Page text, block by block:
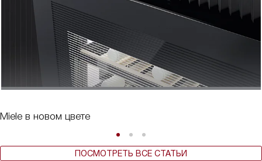
Miele в новом цвете
ПОСМОТРЕТЬ ВСЕ СТАТЬИ